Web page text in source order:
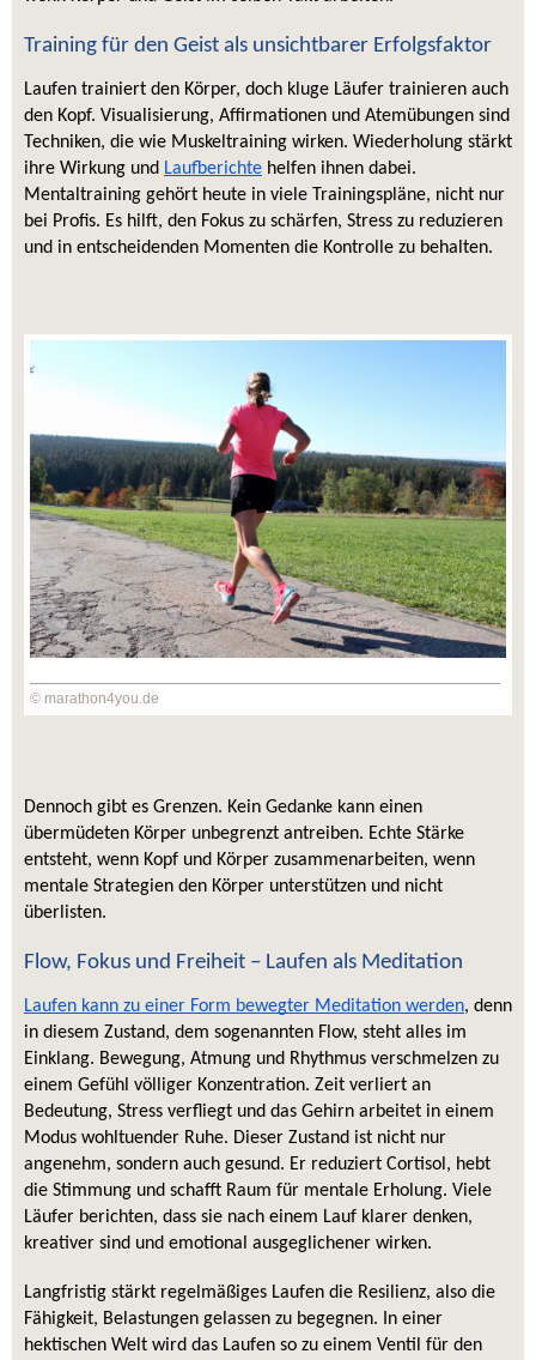
Training für den Geist als unsichtbarer Erfolgsfaktor
Laufen trainiert den Körper, doch kluge Läufer trainieren auch
den Kopf. Visualisierung, Affirmationen und Atemübungen sind
Techniken, die wie Muskeltraining wirken. Wiederholung stärkt
ihre Wirkung und Laufberichte helfen ihnen dabei.
Mentaltraining gehört heute in viele Trainingspläne, nicht nur
bei Profis. Es hilft, den Fokus zu schärfen, Stress zu reduzieren
und in entscheidenden Momenten die Kontrolle zu behalten.
© marathon4you.de
Dennoch gibt es Grenzen. Kein Gedanke kann einen
übermüdeten Körper unbegrenzt antreiben. Echte Stärke
entsteht, wenn Kopf und Körper zusammenarbeiten, wenn
mentale Strategien den Körper unterstützen und nicht
überlisten.
Flow, Fokus und Freiheit – Laufen als Meditation
Laufen kann zu einer Form bewegter Meditation werden, denn
in diesem Zustand, dem sogenannten Flow, steht alles im
Einklang. Bewegung, Atmung und Rhythmus verschmelzen zu
einem Gefühl völliger Konzentration. Zeit verliert an
Bedeutung, Stress verfliegt und das Gehirn arbeitet in einem
Modus wohltuender Ruhe. Dieser Zustand ist nicht nur
angenehm, sondern auch gesund. Er reduziert Cortisol, hebt
die Stimmung und schafft Raum für mentale Erholung. Viele
Läufer berichten, dass sie nach einem Lauf klarer denken,
kreativer sind und emotional ausgeglichener wirken.
Langfristig stärkt regelmäßiges Laufen die Resilienz, also die
Fähigkeit, Belastungen gelassen zu begegnen. In einer
hektischen Welt wird das Laufen so zu einem Ventil für den